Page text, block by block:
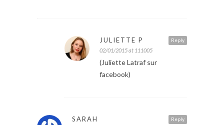
Reply
JULIETTE P
02/01/2015 at 111005
(Juliette Latraf sur
facebook)
Reply
SARAH